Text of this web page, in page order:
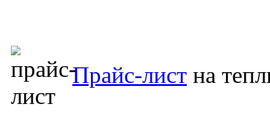
Прайс-лист на